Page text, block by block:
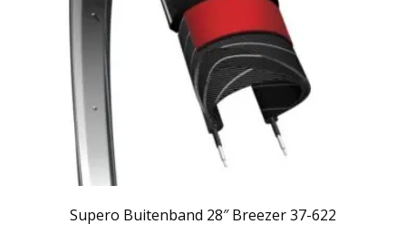
Supero Buitenband 28″ Breezer 37-622